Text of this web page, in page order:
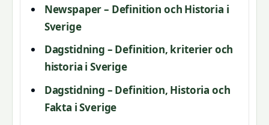
Newspaper – Definition och Historia i
Sverige
Dagstidning – Definition, kriterier och
historia i Sverige
Dagstidning – Definition, Historia och
Fakta i Sverige